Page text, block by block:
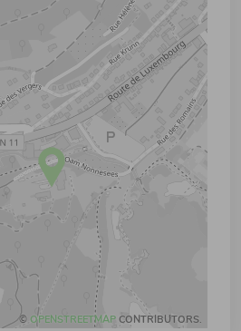
© OPENSTREETMAP CONTRIBUTORS.